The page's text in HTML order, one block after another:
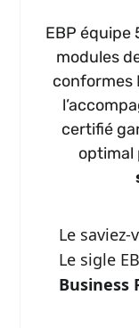
EBP équipe
modules
conformes
certifié
optimal
Le saviez-
Le sigle
Business